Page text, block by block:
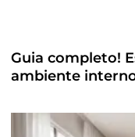
Guia completo!
ambiente